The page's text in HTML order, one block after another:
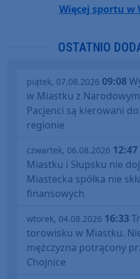
Więcej sportu w
OSTATNIO
piątek, 07.08.2026 09:08
w Miastku z
Pacjenci są kierowani
regionie
czwartek, 06.08.2026 12:47
Miastku i Słupsku nie
Miastecka spółka nie
finansowych
wtorek, 04.08.2026 16:33
torowisku w Miastku.
mężczyzna potrącony
Chojnice